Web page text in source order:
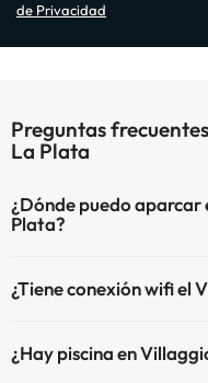
de Privacidad
Preguntas
La Plata
¿Dónde puedo aparcar
Plata?
de aparcamiento (bajo
¿Tiene conexión wifi el
¿Hay piscina en